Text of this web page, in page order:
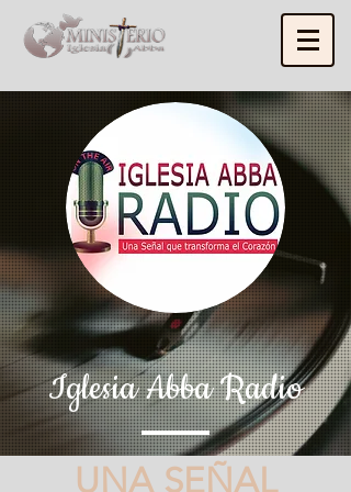
Iglesia Abba Radio
UNA SEÑAL